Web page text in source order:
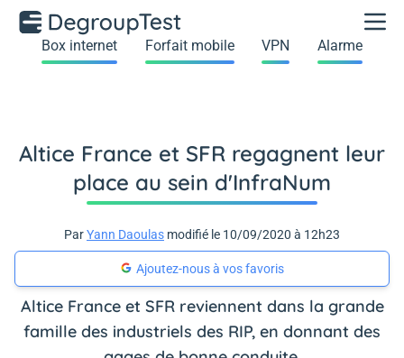
Box internet Forfait mobile VPN Alarme
Altice France et SFR regagnent leur
place au sein d'InfraNum
ParYann Daoulas modifié le 10/09/2020 à 12h23
Ajoutez-nous à vos favoris
Altice France et SFR reviennent dans la grande
famille des industriels des RIP, en donnant des